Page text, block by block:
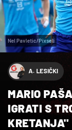
Nel Pavletic/Pixsell
A. LESIČKI
MARIO
IGRATI S
KRETANJA"